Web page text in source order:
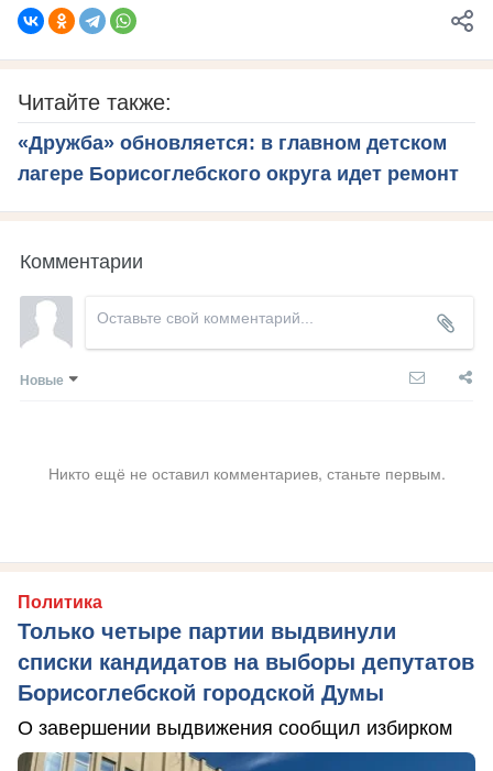
Читайте также:
«Дружба» обновляется: в главном детском
лагере Борисоглебского округа идет ремонт
Комментарии
Новые
Никто ещё не оставил комментариев, станьте первым.
Политика
Только четыре партии выдвинули
списки кандидатов на выборы депутатов
Борисоглебской городской Думы
О завершении выдвижения сообщил избирком